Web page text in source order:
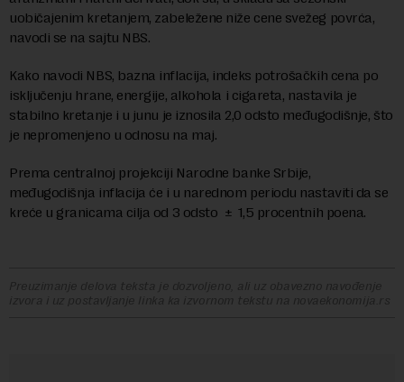
uobičajenim kretanjem, zabeležene niže cene svežeg povrća,
navodi se na sajtu NBS.
Kako navodi NBS, bazna inflacija, indeks potrošačkih cena po
isključenju hrane, energije, alkohola i cigareta, nastavila je
stabilno kretanje i u junu je iznosila 2,0 odsto međugodišnje, što
je nepromenjeno u odnosu na maj.
Prema centralnoj projekciji Narodne banke Srbije,
međugodišnja inflacija će i u narednom periodu nastaviti da se
kreće u granicama cilja od 3 odsto ± 1,5 procentnih poena.
Preuzimanje delova teksta je dozvoljeno, ali uz obavezno navođenje
izvora i uz postavljanje linka ka izvornom tekstu na novaekonomija.rs